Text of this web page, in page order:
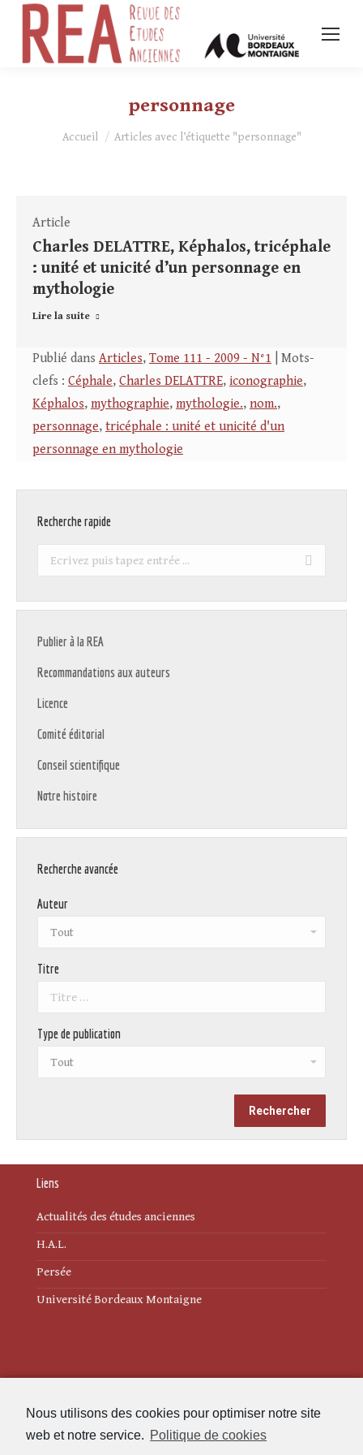
Nous utilisons des cookies pour optimiser notre site
web et notre service. Politique de cookies
personnage
Vous êtes ici :
Accueil Articles avec l’étiquette "personnage"
Article
Charles DELATTRE, Képhalos, tricéphale
: unité et unicité d’un personnage en
mythologie
Lire la suite
Publié dans Articles, Tome 111 - 2009 - N°1 | Mots-
clefs : Céphale, Charles DELATTRE, iconographie,
Képhalos, mythographie, mythologie., nom.,
personnage, tricéphale : unité et unicité d'un
personnage en mythologie
Recherche rapide
Recherche
Publier à la REA
Recommandations aux auteurs
Licence
Comité éditorial
Conseil scientifique
Notre histoire
Recherche avancée
Auteur
Titre
Type de publication
Liens
Actualités des études anciennes
H.A.L.
Persée
Université Bordeaux Montaigne
Politique de cookies (UE)